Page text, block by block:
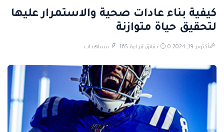
كيفية بناء عادات صحية والاستمرار عليها
لتحقيق حياة متوازنة
أكتوبر 19, 2024 0 دقائق قراءة 165 مشاهدات